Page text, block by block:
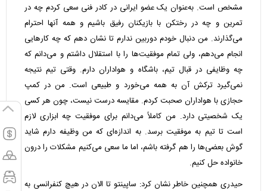
مشخص است. به‌عنوان یک عضو ایرانی در کادر فنی سعی کردم چه در
تمرین و چه در رختکن با بازیکنان رفیق باشیم و همه آنها احترام
می‌گذارند. من دنبال خودم دوربین ندارم تا نشان دهم که چه کارهایی
انجام می‌دهم، ولی تمام موفقیت‌ها را با استقلال داشتم و می‌دانم که
چه وظایفی در قبال تیم، باشگاه و هواداران دارم. وقتی تیم نتیجه
نمی‌گیرد ترکش آن به همه می‌خورد و طبیعی است. من در کمپ
حجازی با هواداران صحبت کردم. مقایسه درست نیست، چون هر کسی
یک شخصیتی دارد. من کاملاً می‌دانم برای موفقیت چه ابزاری لازم
است تا تیم به موفقیت برسد. به اندازه‌ای که من وظیفه دارم شاید
گوش بعضی‌ها را هم گرفته باشم، اما ما سعی می‌کنیم مشکلات را درون
خانواده حل کنیم.
حیدری همچنین خاطر نشان کرد: ساپینتو تا الان در هیچ کنفرانسی به